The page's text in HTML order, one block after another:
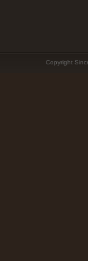
Copyright